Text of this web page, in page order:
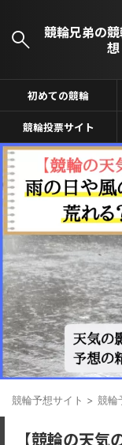
競輪兄弟の
初めての競輪
競輪投票サイト
競輪予想サイト > 競輪
【競輪の天